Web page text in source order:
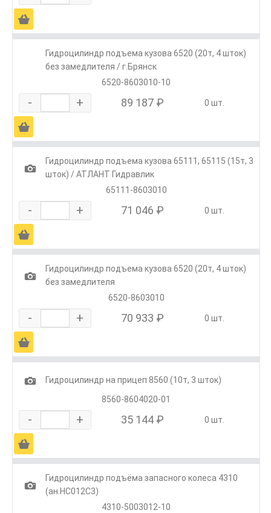
Ä
Гидроцилиндр подъема кузова 6520 (20т, 4 шток)
без замедлителя / г.Брянск
6520-8603010-10
- + 89 187 ₽ 0 шт.
Ä
1
Гидроцилиндр подъема кузова 65111, 65115 (15т, 3
шток) / АТЛАНТ Гидравлик
65111-8603010
- + 71 046 ₽ 0 шт.
Ä
1
Гидроцилиндр подъема кузова 6520 (20т, 4 шток)
без замедлителя
6520-8603010
- + 70 933 ₽ 0 шт.
Ä
1
Гидроцилиндр на прицеп 8560 (10т, 3 шток)
8560-8604020-01
- + 35 144 ₽ 0 шт.
Ä
1
Гидроцилиндр подъёма запасного колеса 4310
(ан.HC012C3)
4310-5003012-10